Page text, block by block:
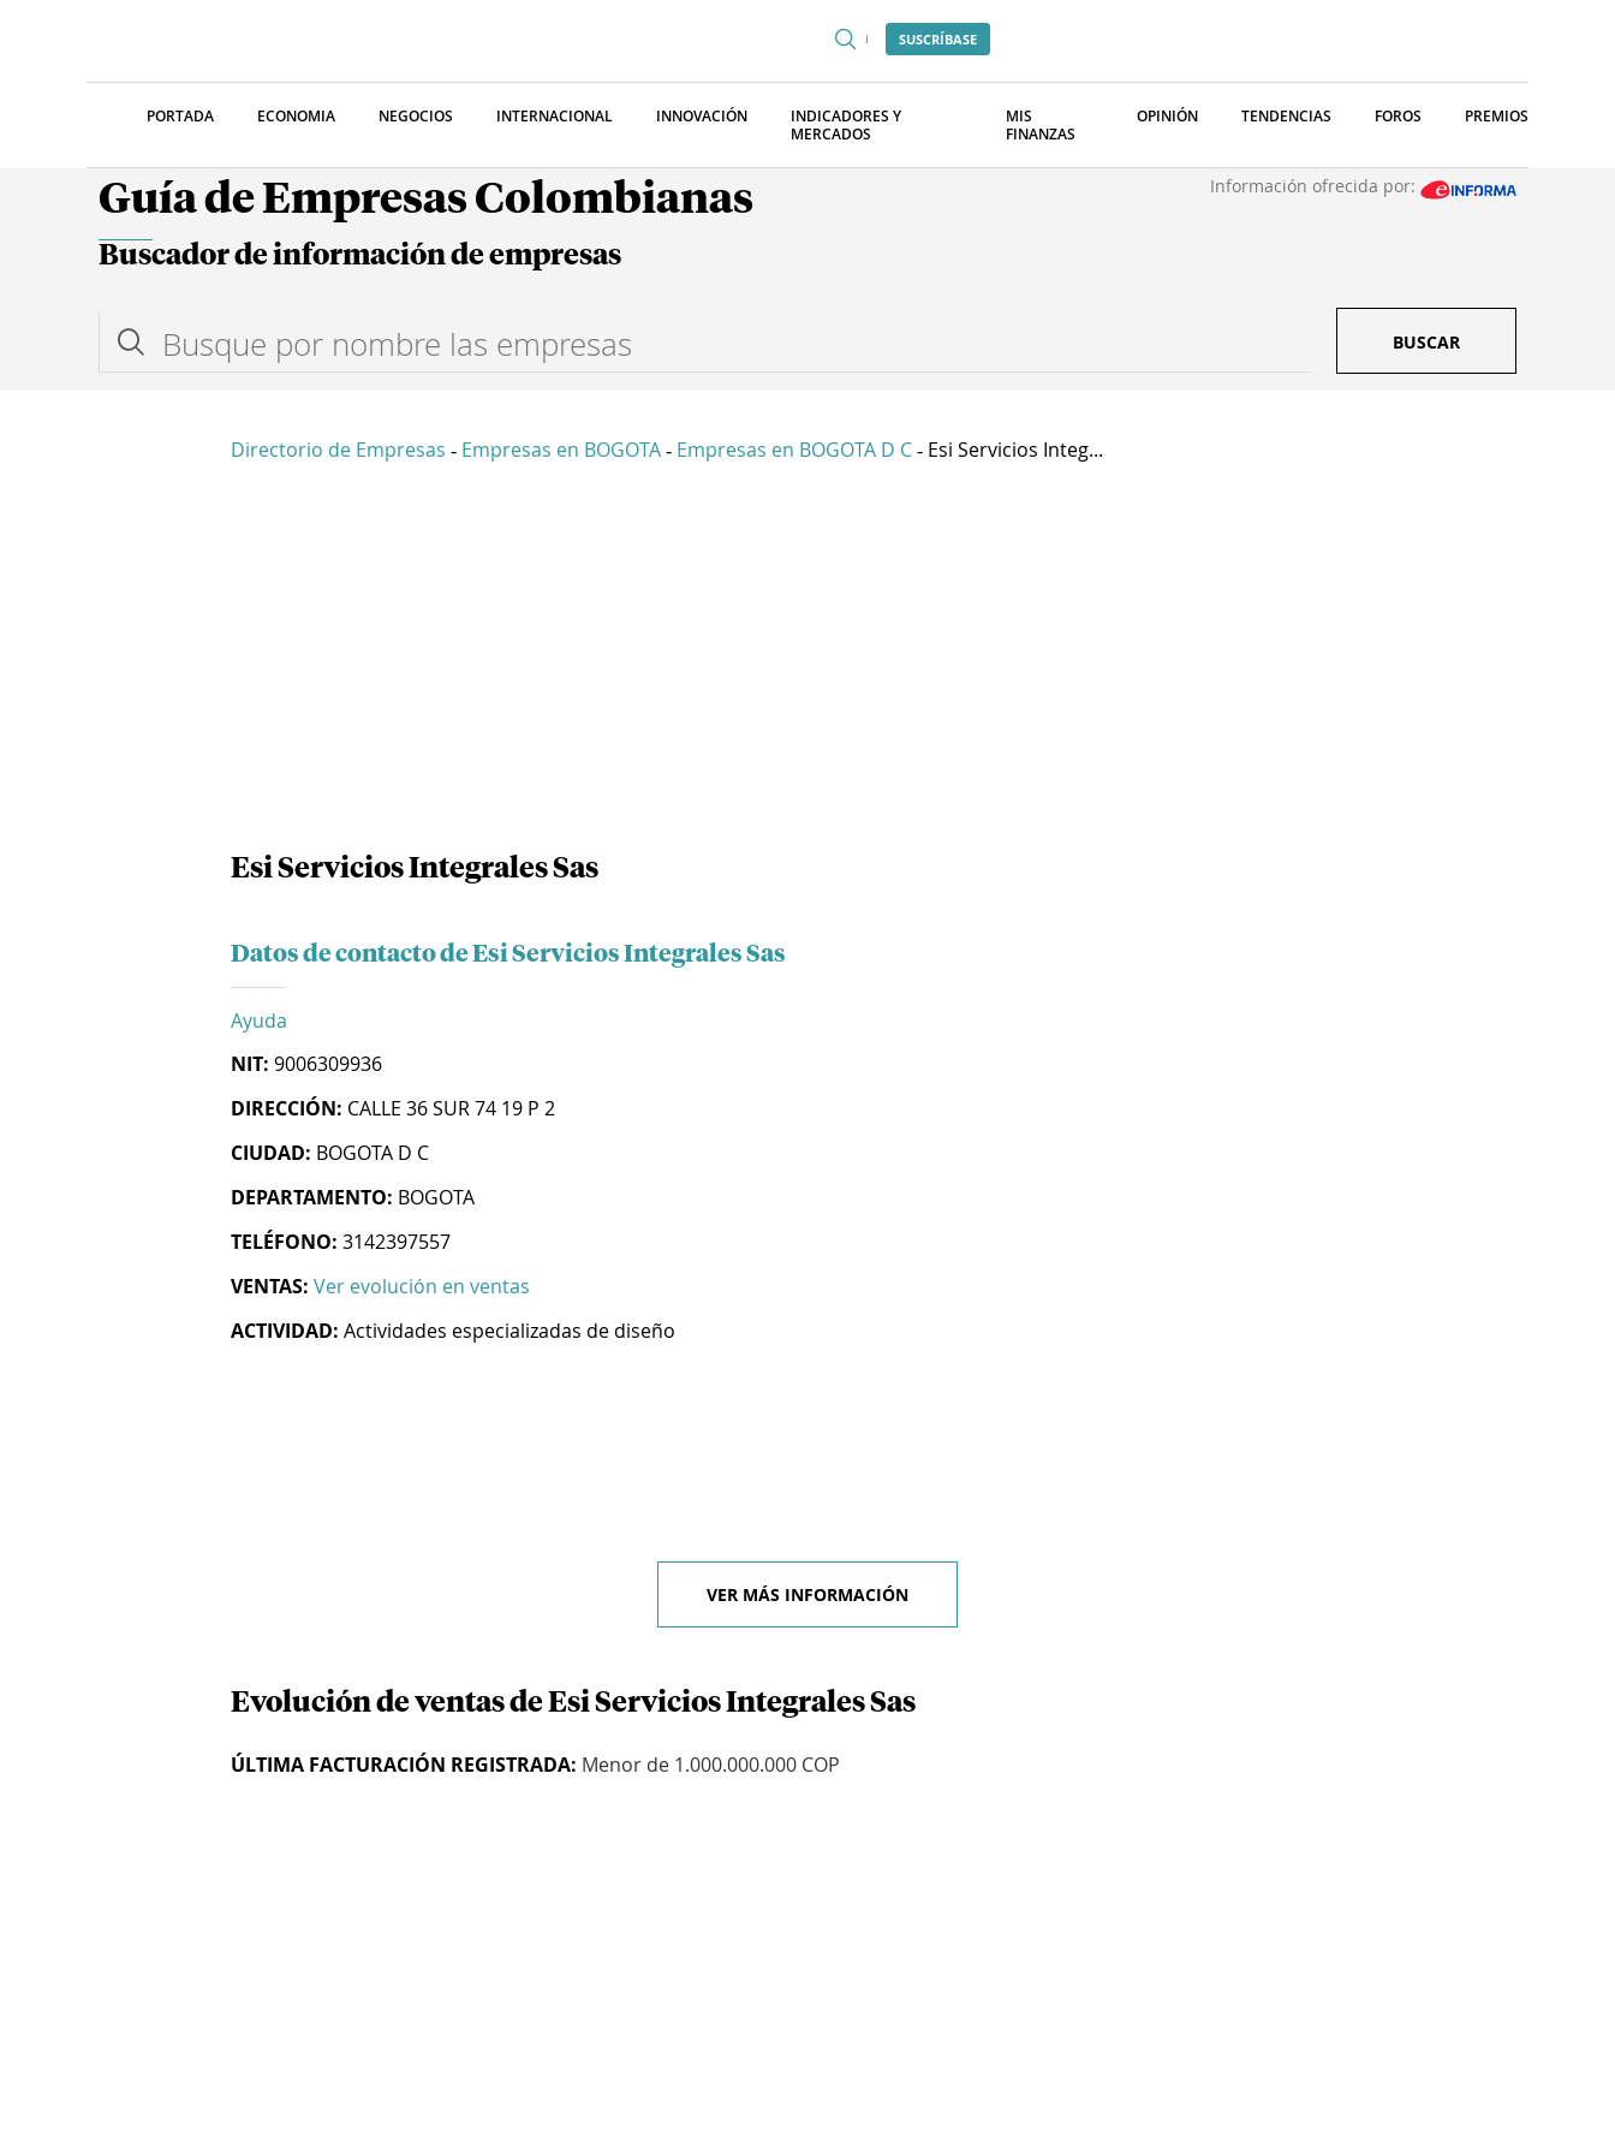
SUSCRÍBASE
PORTADA ECONOMIA NEGOCIOS INTERNACIONAL INNOVACIÓN
INDICADORES Y
MERCADOS
MIS
FINANZAS
OPINIÓN TENDENCIAS FOROS PREMIOS
Guía de Empresas Colombianas Información ofrecida por:
Buscador de información de empresas
BUSCAR
Directorio de Empresas - Empresas en BOGOTA - Empresas en BOGOTA D C - Esi Servicios Integ...
Esi Servicios Integrales Sas
Datos de contacto de Esi Servicios Integrales Sas
Ayuda
NIT: 9006309936
DIRECCIÓN: CALLE 36 SUR 74 19 P 2
CIUDAD: BOGOTA D C
DEPARTAMENTO: BOGOTA
TELÉFONO: 3142397557
VENTAS: Ver evolución en ventas
ACTIVIDAD: Actividades especializadas de diseño
VER MÁS INFORMACIÓN
Evolución de ventas de Esi Servicios Integrales Sas
ÚLTIMA FACTURACIÓN REGISTRADA: Menor de 1.000.000.000 COP